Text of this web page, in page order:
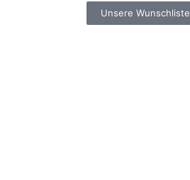
Unsere Wunschliste